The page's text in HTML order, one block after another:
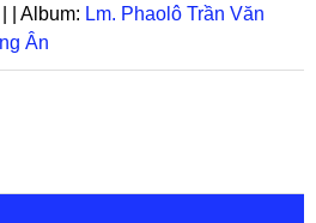
| | Album: Lm. Phaolô Trần Văn
Ân